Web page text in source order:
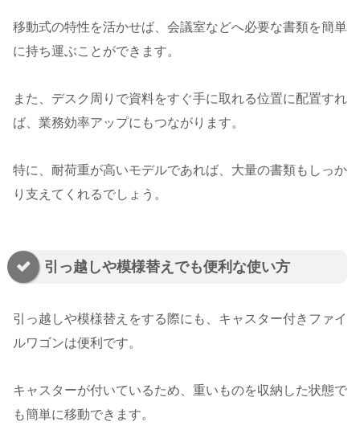
移動式の特性を活かせば、会議室などへ必要な書類を簡単
に持ち運ぶことができます。
また、デスク周りで資料をすぐ手に取れる位置に配置すれ
ば、業務効率アップにもつながります。
特に、耐荷重が高いモデルであれば、大量の書類もしっか
り支えてくれるでしょう。
引っ越しや模様替えでも便利な使い方
引っ越しや模様替えをする際にも、キャスター付きファイ
ルワゴンは便利です。
キャスターが付いているため、重いものを収納した状態で
も簡単に移動できます。